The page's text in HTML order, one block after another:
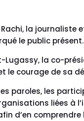
la
le public présent.
la co-
le courage de sa
paroles, les
liées
d’en comprendre